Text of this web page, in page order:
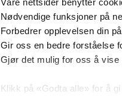
Våre nettsider benytter
Nødvendige funksjoner på
Forbedrer opplevelsen din
Gir oss en bedre forståelse
Gjør det mulig for oss å vise
Klikk på «Godta alle» for å
Premium